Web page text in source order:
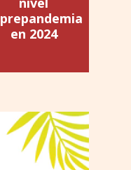
prepandemia
en 2024